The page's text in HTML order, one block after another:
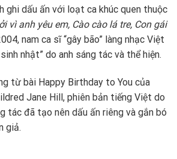
ghi dấu ấn với loạt ca khúc quen thuộc
vì anh yêu em, Cào cào lá tre, Con gái
nam ca sĩ “gây bão” làng nhạc Việt
nhật” do anh sáng tác và thể hiện.
từ bài Happy Birthday to You của
Jane Hill, phiên bản tiếng Việt do
tác đã tạo nên dấu ấn riêng và gắn bó
giả.